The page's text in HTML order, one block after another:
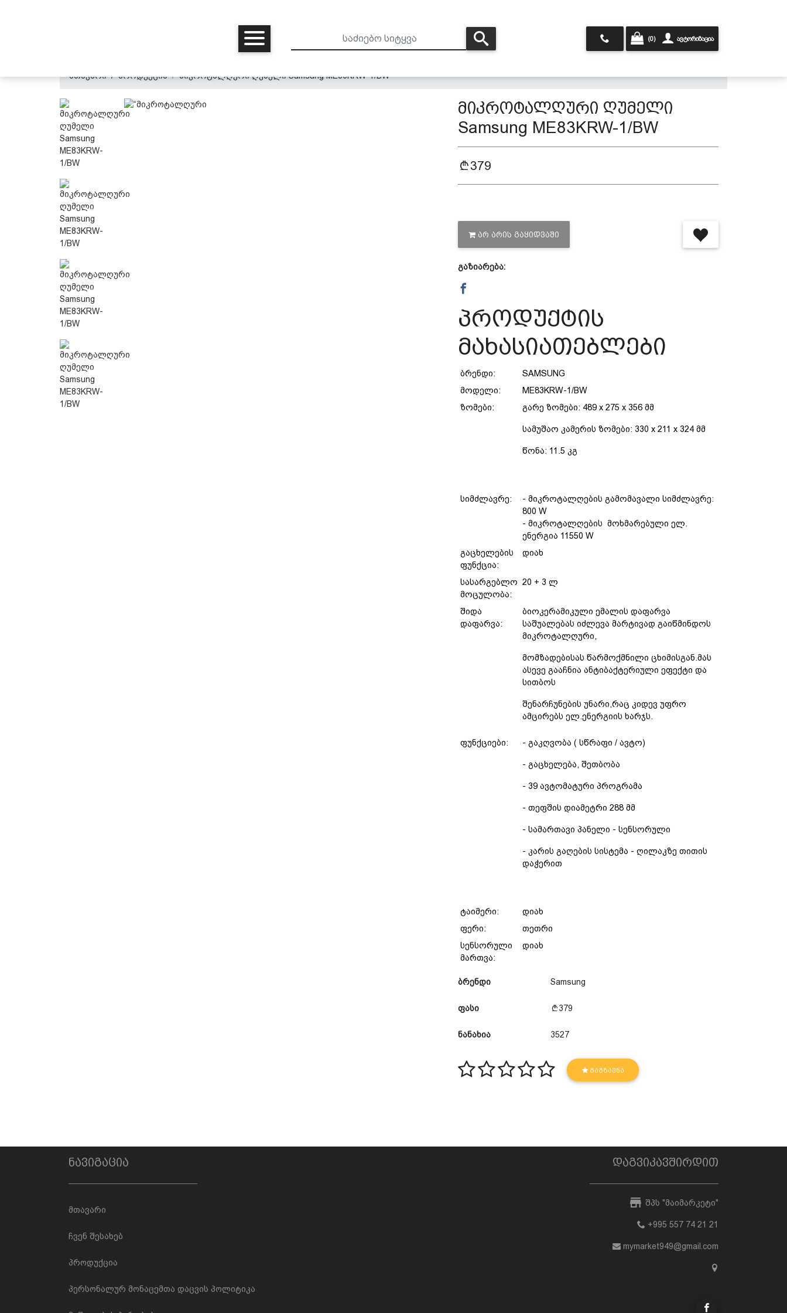
ჩვენ შესახებ
პროდუქცია
პერსონალურ მონაცემთა
დაცვის პოლიტიკა
მიწოდების პირობები
საკონტაქტო ინფორმაცია
წესები და პირობები
(0) ავტორიზაცია
მთავარი პროდუქცია მიკროტალღური ღუმელი Samsung ME83KRW-1/BW
მიკროტალღური ღუმელი
Samsung ME83KRW-1/BW
379
ᲐᲠ ᲐᲠᲘᲡ ᲒᲐᲧᲘᲓᲕᲐᲨᲘ
გაზიარება:
პროდუქტის
მახასიათებლები
ბრენდი:
SAMSUNG
მოდელი:
ME83KRW-1/BW
ზომები:
გარე ზომები: 489 x 275 x 356 მმ
სამუშაო კამერის ზომები: 330 x 211 x 324 მმ
წონა: 11.5 კგ
სიმძლავრე:
- მიკროტალღების გამომავალი სიმძლავრე:
800 W
- მიკროტალღების მოხმარებული ელ.
ენერგია 11550 W
გაცხელების
ფუნქცია:
დიახ
სასარგებლო
მოცულობა:
20 + 3 ლ
შიდა
დაფარვა:
ბიოკერამიკული ემალის დაფარვა
საშუალებას იძლევა მარტივად გაიწმინდოს
მიკროტალღური,
მომზადებისას წარმოქმნილი ცხიმისგან.მას
ასევე გააჩნია ანტიბაქტერიული ეფექტი და
სითბოს
შენარჩუნების უნარი,რაც კიდევ უფრო
ამცირებს ელ.ენერგიის ხარჯს.
ფუნქციები: - გაკღვობა ( სწრაფი / ავტო)
- გაცხელება, შეთბობა
- 39 ავტომატური პროგრამა
- თეფშის დიამეტრი 288 მმ
- სამართავი პანელი - სენსორული
- კარის გაღების სისტემა - ღილაკზე თითის
დაჭერით
ტაიმერი:
დიახ
ფერი:
თეთრი
სენსორული
მართვა:
დიახ
ბრენდი Samsung
ფასი 379
ნანახია 3527
ᲒᲐᲒᲖᲐᲕᲜᲐ
ნავიგაცია
მთავარი
ჩვენ შესახებ
პროდუქცია
პერსონალურ მონაცემთა დაცვის პოლიტიკა
დაგვიკავშირდით
შპს "მაიმარკეტი"
+995 557 74 21 21
mymarket949@gmail.com